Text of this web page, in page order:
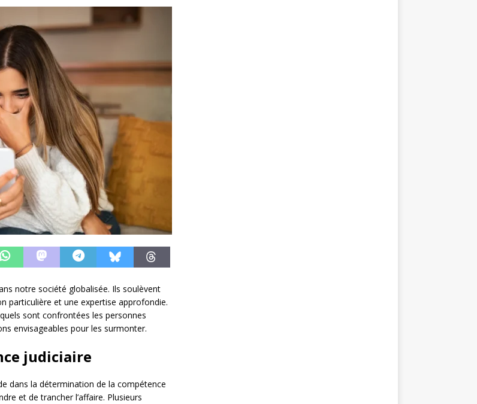
notre société globalisée. Ils soulèvent
particulière et une expertise approfondie.
sont confrontées les personnes
envisageables pour les surmonter.
judiciaire
dans la détermination de la compétence
et de trancher l’affaire. Plusieurs